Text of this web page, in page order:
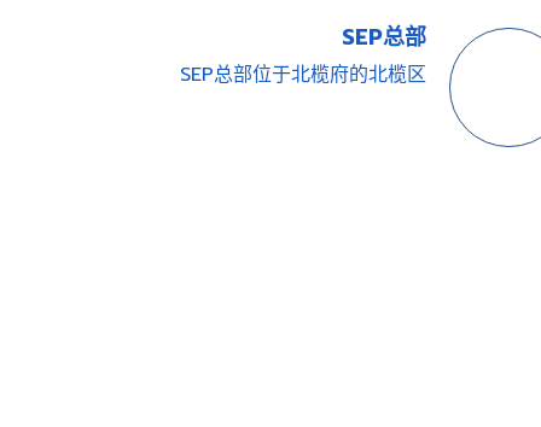
SEP总部
SEP总部位于北榄府的北榄区
之特权